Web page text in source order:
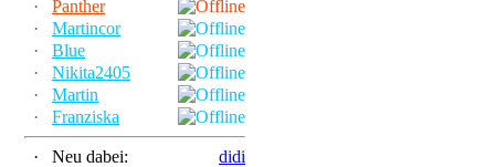
·
Panther
·
Martincor
·
Blue
·
Nikita2405
·
Martin
·
Franziska
· Neu dabei: didi